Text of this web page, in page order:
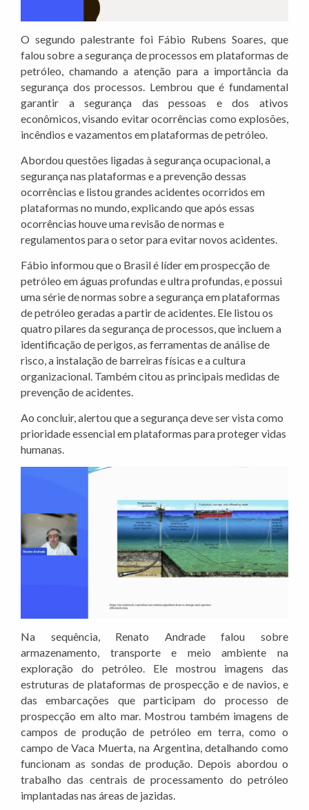
O segundo palestrante foi Fábio Rubens Soares, que
falou sobre a segurança de processos em plataformas de
petróleo, chamando a atenção para a importância da
segurança dos processos. Lembrou que é fundamental
garantir a segurança das pessoas e dos ativos
econômicos, visando evitar ocorrências como explosões,
incêndios e vazamentos em plataformas de petróleo.
Abordou questões ligadas à segurança ocupacional, a
segurança nas plataformas e a prevenção dessas
ocorrências e listou grandes acidentes ocorridos em
plataformas no mundo, explicando que após essas
ocorrências houve uma revisão de normas e
regulamentos para o setor para evitar novos acidentes.
Fábio informou que o Brasil é líder em prospecção de
petróleo em águas profundas e ultra profundas, e possui
uma série de normas sobre a segurança em plataformas
de petróleo geradas a partir de acidentes. Ele listou os
quatro pilares da segurança de processos, que incluem a
identificação de perigos, as ferramentas de análise de
risco, a instalação de barreiras físicas e a cultura
organizacional. Também citou as principais medidas de
prevenção de acidentes.
Ao concluir, alertou que a segurança deve ser vista como
prioridade essencial em plataformas para proteger vidas
humanas.
Na sequência, Renato Andrade falou sobre
armazenamento, transporte e meio ambiente na
exploração do petróleo. Ele mostrou imagens das
estruturas de plataformas de prospecção e de navios, e
das embarcações que participam do processo de
prospecção em alto mar. Mostrou também imagens de
campos de produção de petróleo em terra, como o
campo de Vaca Muerta, na Argentina, detalhando como
funcionam as sondas de produção. Depois abordou o
trabalho das centrais de processamento do petróleo
implantadas nas áreas de jazidas.